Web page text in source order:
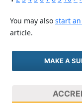
You may also start
article.
MAKE A